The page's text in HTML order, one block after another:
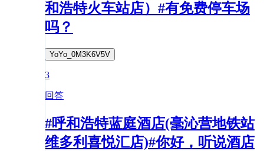
和浩特火车站店）#有免费停车场
吗？
YoYo_0M3K6V5V
3
回答
#呼和浩特蓝庭酒店(毫沁营地铁站
维多利喜悦汇店)#你好，听说酒店